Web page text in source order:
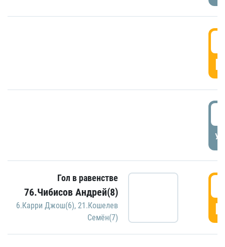
Гол в равенстве
76.Чибисов Андрей(8)
6.Карри Джош(6), 21.Кошелев
Семён(7)